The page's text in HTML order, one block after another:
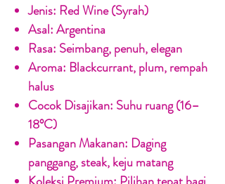
Jenis: Red Wine (Syrah)
Asal:Argentina
Rasa: Seimbang, penuh, elegan
Aroma: Blackcurrant, plum, rempah
halus
Cocok Disajikan: Suhu ruang (16–
18°C)
Pasangan Makanan: Daging
panggang, steak, keju matang